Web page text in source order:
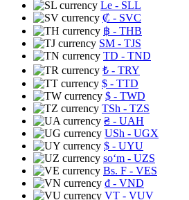
Le - SLL
₡ - SVC
฿ - THB
ЅМ - TJS
TD - TND
₺ - TRY
$ - TTD
$ - TWD
TSh - TZS
₴ - UAH
USh - UGX
$ - UYU
soʻm - UZS
Bs. F - VES
₫ - VND
VT - VUV